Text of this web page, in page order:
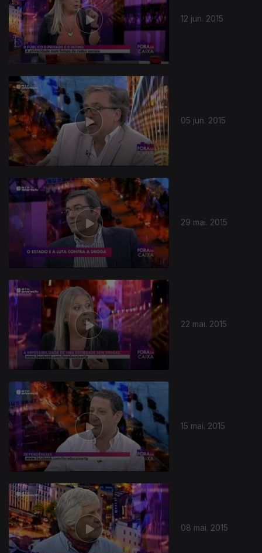
12 jun. 2015
05 jun. 2015
29 mai. 2015
22 mai. 2015
196012
15 mai. 2015
08 mai. 2015